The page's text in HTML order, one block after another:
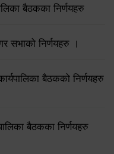
बैठकका निर्णयहरु
सभाको निर्णयहरु ।
बैठकको निर्णयहरु
बैठकका निर्णयहरु